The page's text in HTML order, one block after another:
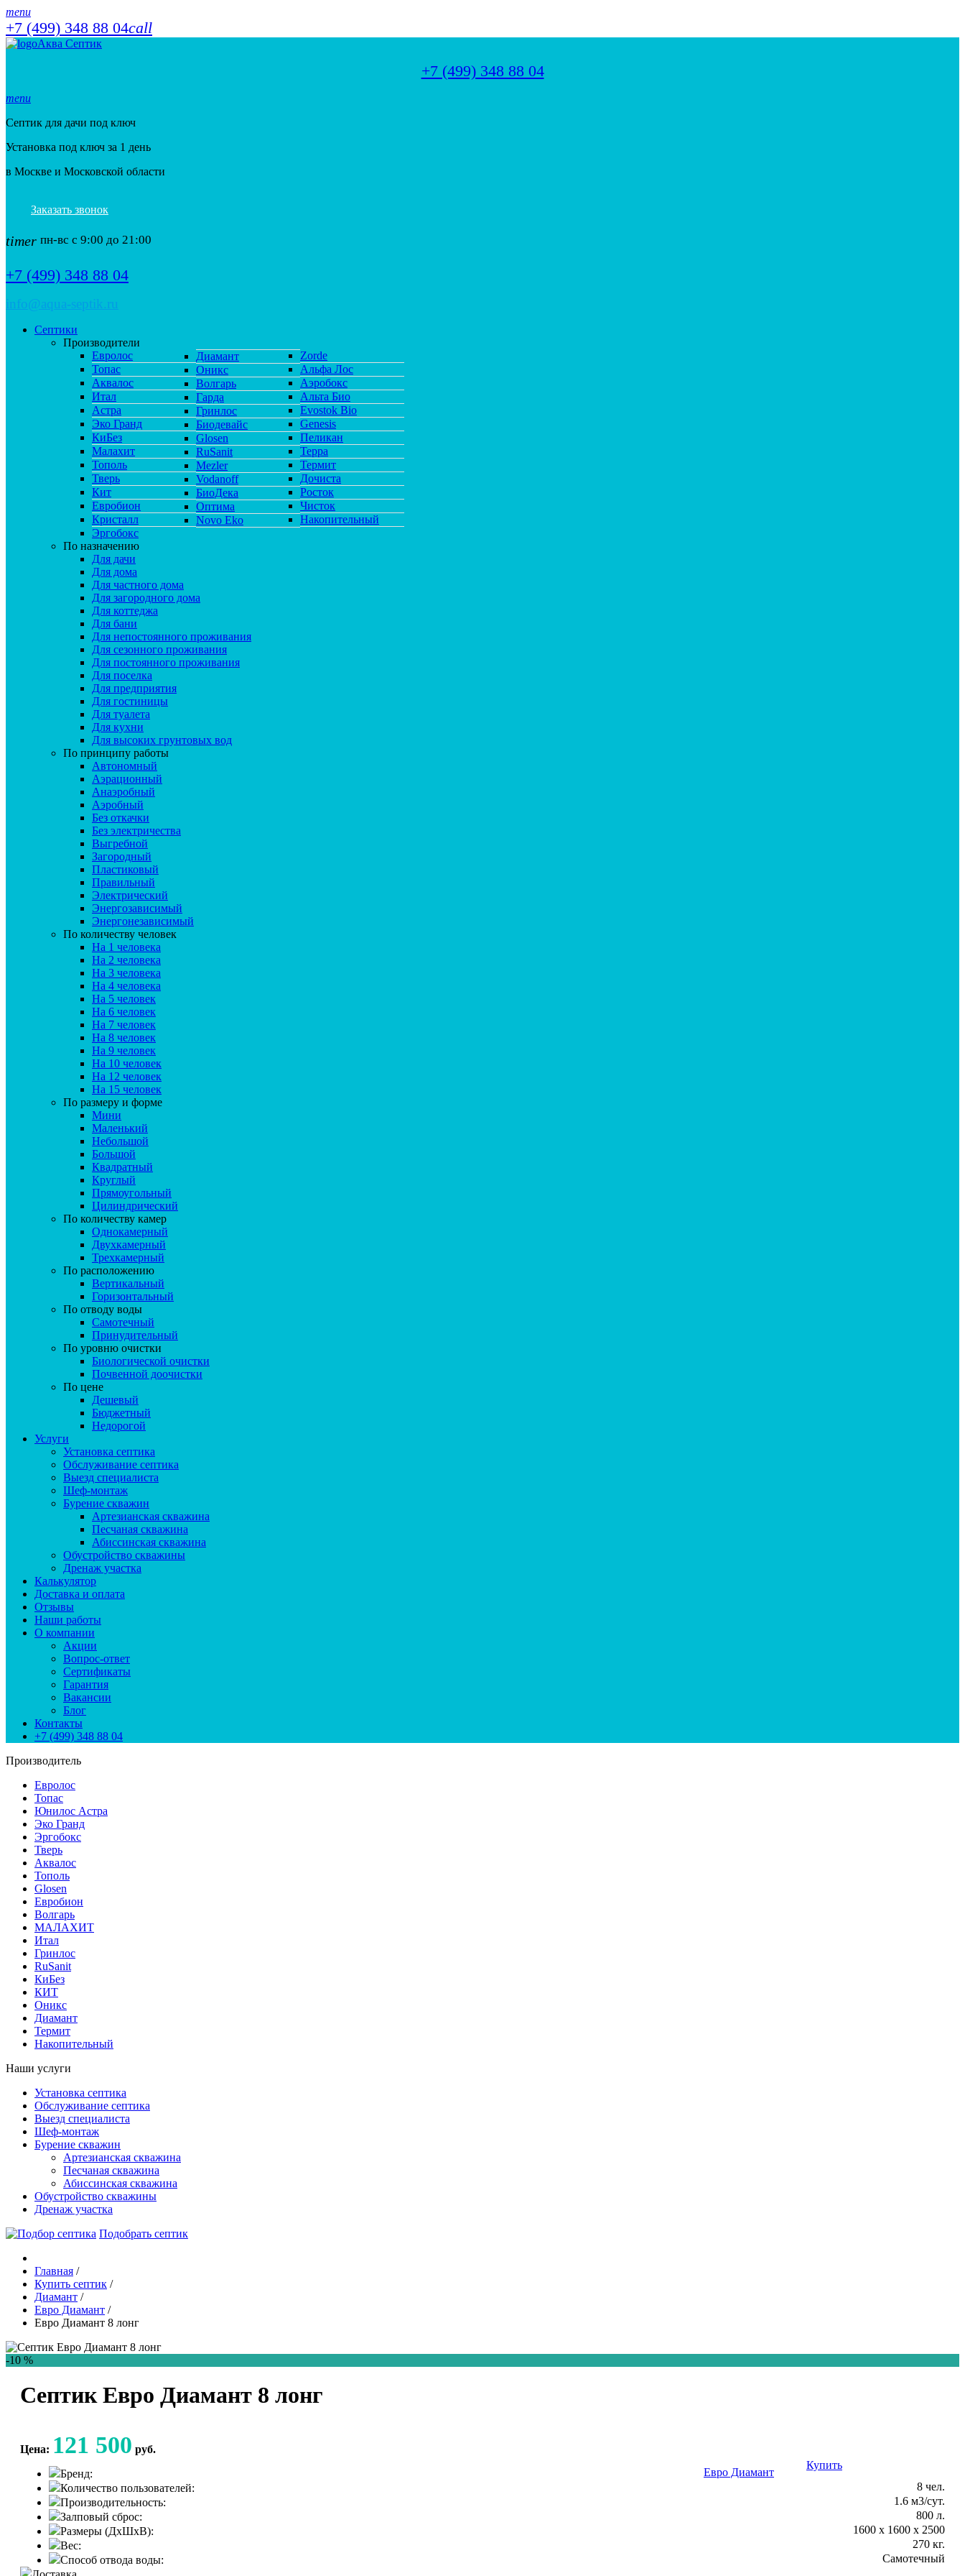
menu
+7 (499) 348 88 04call
Аква Септик
+7 (499) 348 88 04
menu
Септик для дачи под ключ
Установка под ключ за 1 день
в Москве и Московской области
Заказать звонок
timer пн-вс с 9:00 до 21:00
+7 (499) 348 88 04
info@aqua-septik.ru
Септики
Производители
Евролос
Топас
Аквалос
Итал
Астра
Эко Гранд
КиБез
Малахит
Тополь
Тверь
Кит
Евробион
Кристалл
Эргобокс
Диамант
Оникс
Волгарь
Гарда
Гринлос
Биодевайс
Glosen
RuSanit
Mezler
Vodanoff
БиоДека
Оптима
Novo Eko
Zorde
Альфа Лос
Аэробокс
Альта Био
Evostok Bio
Genesis
Пеликан
Терра
Термит
Дочиста
Росток
Чисток
Накопительный
По назначению
Для дачи
Для дома
Для частного дома
Для загородного дома
Для коттеджа
Для бани
Для непостоянного проживания
Для сезонного проживания
Для постоянного проживания
Для поселка
Для предприятия
Для гостиницы
Для туалета
Для кухни
Для высоких грунтовых вод
По принципу работы
Автономный
Аэрационный
Анаэробный
Аэробный
Без откачки
Без электричества
Выгребной
Загородный
Пластиковый
Правильный
Электрический
Энергозависимый
Энергонезависимый
По количеству человек
На 1 человека
На 2 человека
На 3 человека
На 4 человека
На 5 человек
На 6 человек
На 7 человек
На 8 человек
На 9 человек
На 10 человек
На 12 человек
На 15 человек
По размеру и форме
Мини
Маленький
Небольшой
Большой
Квадратный
Круглый
Прямоугольный
Цилиндрический
По количеству камер
Однокамерный
Двухкамерный
Трехкамерный
По расположению
Вертикальный
Горизонтальный
По отводу воды
Самотечный
Принудительный
По уровню очистки
Биологической очистки
Почвенной доочистки
По цене
Дешевый
Бюджетный
Недорогой
Услуги
Установка септика
Обслуживание септика
Выезд специалиста
Шеф-монтаж
Бурение скважин
Артезианская скважина
Песчаная скважина
Абиссинская скважина
Обустройство скважины
Дренаж участка
Калькулятор
Доставка и оплата
Отзывы
Наши работы
О компании
Акции
Вопрос-ответ
Сертификаты
Гарантия
Вакансии
Блог
Контакты
+7 (499) 348 88 04
Производитель
Евролос
Топас
Юнилос Астра
Эко Гранд
Эргобокс
Тверь
Аквалос
Тополь
Glosen
Евробион
Волгарь
МАЛАХИТ
Итал
Гринлос
RuSanit
КиБез
КИТ
Оникс
Диамант
Термит
Накопительный
Наши услуги
Установка септика
Обслуживание септика
Выезд специалиста
Шеф-монтаж
Бурение скважин
Артезианская скважина
Песчаная скважина
Абиссинская скважина
Обустройство скважины
Дренаж участка
Подобрать септик
Главная /
Купить септик /
Диамант /
Евро Диамант /
Евро Диамант 8 лонг
-10 %
Септик Евро Диамант 8 лонг
Цена: 121 500 руб.
Купить
Бренд:
Евро Диамант
Количество пользователей:
8 чел.
Производительность:
1.6 м3/сут.
Залповый сброс:
800 л.
Размеры (ДхШхВ):
1600 х 1600 х 2500
Вес:
270 кг.
Способ отвода воды:
Самотечный